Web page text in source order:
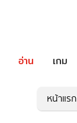
อ่าน เกม
หน้าแร